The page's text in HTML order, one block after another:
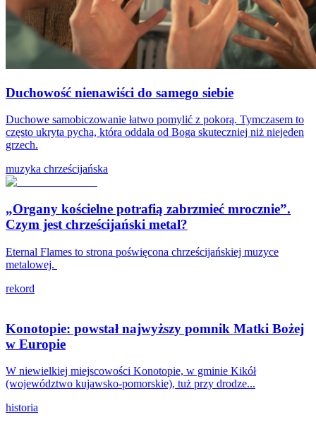
Duchowość nienawiści do samego siebie
Duchowe samobiczowanie łatwo pomylić z pokorą. Tymczasem to
często ukryta pycha, która oddala od Boga skuteczniej niż niejeden
grzech.
muzyka chrześcijańska
„Organy kościelne potrafią zabrzmieć mrocznie”.
Czym jest chrześcijański metal?
Eternal Flames to strona poświęcona chrześcijańskiej muzyce
metalowej.
rekord
Konotopie: powstał najwyższy pomnik Matki Bożej
w Europie
W niewielkiej miejscowości Konotopie, w gminie Kikół
(województwo kujawsko-pomorskie), tuż przy drodze...
historia